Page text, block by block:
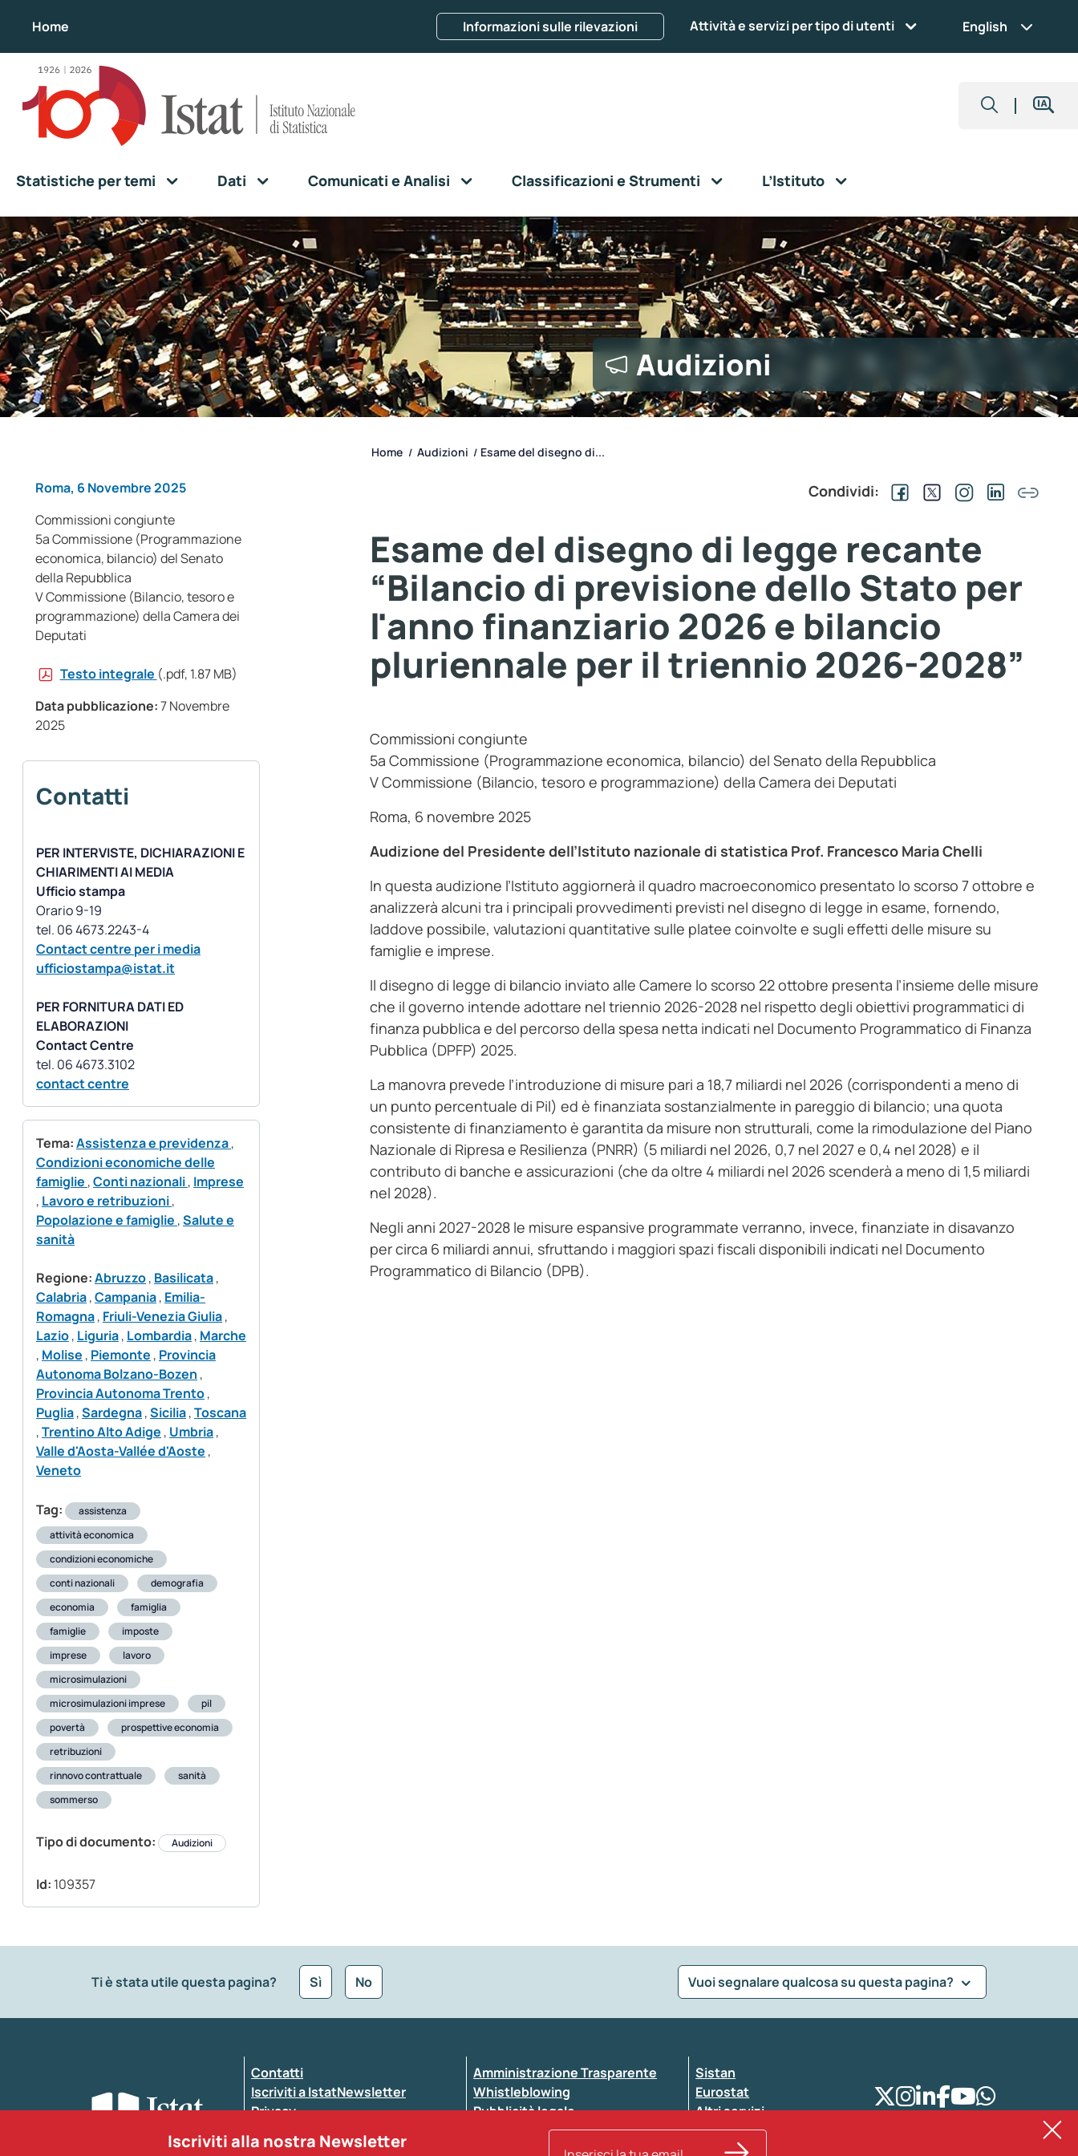
Home Informazioni sulle rilevazioni Attività e servizi per tipo di utenti English
Statistiche per temi Dati Comunicati e Analisi Classificazioni e Strumenti L’Istituto
Audizioni
Roma, 6 Novembre 2025
Commissioni congiunte
5a Commissione (Programmazione
economica, bilancio) del Senato
della Repubblica
V Commissione (Bilancio, tesoro e
programmazione) della Camera dei
Deputati
Testo integrale (.pdf, 1.87 MB)
Data pubblicazione:7 Novembre
2025
Contatti
PER INTERVISTE, DICHIARAZIONI E
CHIARIMENTI AI MEDIA
Ufficio stampa
Orario 9-19
Contact centre per i media
ufficiostampa@istat.it
PER FORNITURA DATI ED
ELABORAZIONI
Contact Centre
contact centre
Tema:Assistenza e previdenza,
Condizioni economiche delle
famiglie ,Conti nazionali, Imprese
, Lavoro e retribuzioni,
Popolazione e famiglie ,Salute e
sanità
Regione:Abruzzo, Basilicata,
Calabria,Campania, Emilia-
Romagna, Friuli-Venezia Giulia,
Lazio, Liguria, Lombardia, Marche
, Molise , Piemonte , Provincia
Autonoma Bolzano-Bozen ,
Provincia Autonoma Trento,
Puglia,Sardegna,Sicilia,Toscana
,Trentino Alto Adige , Umbria,
Valle d'Aosta-Vallée d'Aoste ,
Veneto
Tag:
assistenza
attività economica
condizioni economiche
conti nazionali
demografia
economia
famiglia
famiglie
imposte
imprese
lavoro
microsimulazioni
microsimulazioni imprese
pil
povertà
prospettive economia
retribuzioni
rinnovo contrattuale
sanità
sommerso
Tipo di documento: Audizioni
Id: 109357
Home / Audizioni / Esame del disegno di...
Condividi:
Esame del disegno di legge recante
“Bilancio di previsione dello Stato per
l'anno finanziario 2026 e bilancio
pluriennale per il triennio 2026-2028”
Commissioni congiunte
5a Commissione (Programmazione economica, bilancio) del Senato della Repubblica
V Commissione (Bilancio, tesoro e programmazione) della Camera dei Deputati
Roma, 6 novembre 2025
Audizione del Presidente dell’Istituto nazionale di statistica Prof. Francesco Maria Chelli
In questa audizione l’Istituto aggiornerà il quadro macroeconomico presentato lo scorso 7 ottobre e
analizzerà alcuni tra i principali provvedimenti previsti nel disegno di legge in esame, fornendo,
laddove possibile, valutazioni quantitative sulle platee coinvolte e sugli effetti delle misure su
famiglie e imprese.
Il disegno di legge di bilancio inviato alle Camere lo scorso 22 ottobre presenta l’insieme delle misure
che il governo intende adottare nel triennio 2026-2028 nel rispetto degli obiettivi programmatici di
finanza pubblica e del percorso della spesa netta indicati nel Documento Programmatico di Finanza
Pubblica (DPFP) 2025.
La manovra prevede l’introduzione di misure pari a 18,7 miliardi nel 2026 (corrispondenti a meno di
un punto percentuale di Pil) ed è finanziata sostanzialmente in pareggio di bilancio; una quota
consistente di finanziamento è garantita da misure non strutturali, come la rimodulazione del Piano
Nazionale di Ripresa e Resilienza (PNRR) (5 miliardi nel 2026, 0,7 nel 2027 e 0,4 nel 2028) e il
contributo di banche e assicurazioni (che da oltre 4 miliardi nel 2026 scenderà a meno di 1,5 miliardi
nel 2028).
Negli anni 2027-2028 le misure espansive programmate verranno, invece, finanziate in disavanzo
per circa 6 miliardi annui, sfruttando i maggiori spazi fiscali disponibili indicati nel Documento
Programmatico di Bilancio (DPB).
Ti è stata utile questa pagina? Sì No Vuoi segnalare qualcosa su questa pagina?
Seleziona la tipologia della segnalazione
Inserisci il tuo commento
Contatti
Iscriviti a IstatNewsletter
Privacy
Amministrazione Trasparente
Whistleblowing
Pubblicità legale
Atti di notifica
Sistan
Eurostat
Altri servizi
Iscriviti alla nostra Newsletter